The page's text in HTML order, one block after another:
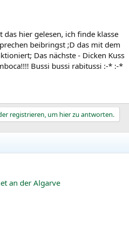
das hier gelesen, ich finde klasse
beibringst ;D das mit dem
Das nächste - Dicken Kuss
Bussi bussi rabitussi :-* :-*
registrieren, um hier zu antworten.
an der Algarve